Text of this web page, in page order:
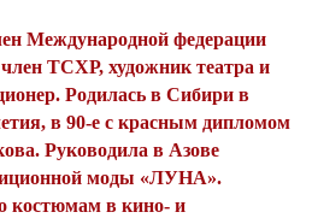
Международной федерации
ТСХР, художник театра и
Родилась в Сибири в
в 90-е с красным дипломом
Руководила в Азове
моды «ЛУНА».
костюмам в кино- и